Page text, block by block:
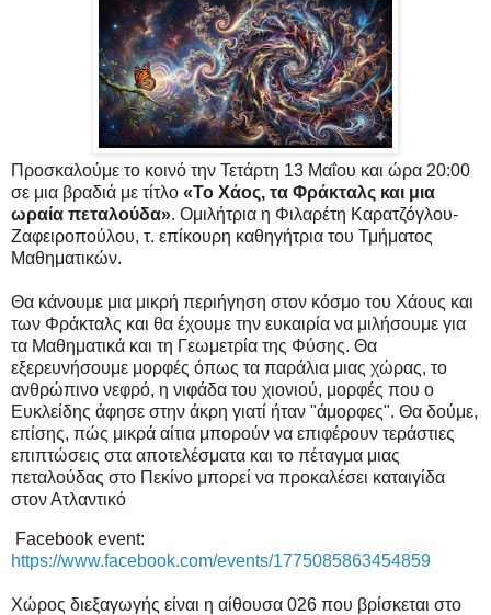
Προσκαλούμε το κοινό την Τετάρτη 13 Μαΐου και ώρα 20:00
σε μια βραδιά με τίτλο «Το Χάος, τα Φράκταλς και μια
ωραία πεταλούδα». Ομιλήτρια η Φιλαρέτη Καρατζόγλου-
Ζαφειροπούλου, τ. επίκουρη καθηγήτρια του Τμήματος
Μαθηματικών.
Θα κάνουμε μια μικρή περιήγηση στον κόσμο του Χάους και
των Φράκταλς και θα έχουμε την ευκαιρία να μιλήσουμε για
τα Μαθηματικά και τη Γεωμετρία της Φύσης. Θα
εξερευνήσουμε μορφές όπως τα παράλια μιας χώρας, το
ανθρώπινο νεφρό, η νιφάδα του χιονιού, μορφές που ο
Ευκλείδης άφησε στην άκρη γιατί ήταν "άμορφες". Θα δούμε,
επίσης, πώς μικρά αίτια μπορούν να επιφέρουν τεράστιες
επιπτώσεις στα αποτελέσματα και το πέταγμα μιας
πεταλούδας στο Πεκίνο μπορεί να προκαλέσει καταιγίδα
στον Ατλαντικό
Facebook event:
https://www.facebook.com/events/1775085863454859
Χώρος διεξαγωγής είναι η αίθουσα 026 που βρίσκεται στο